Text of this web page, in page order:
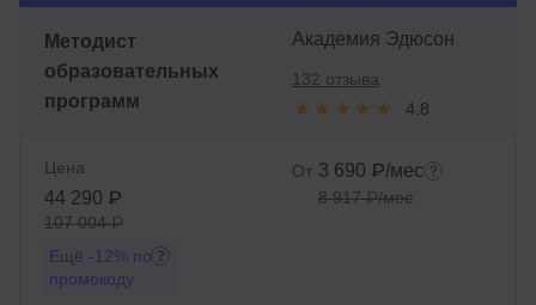
Методист
образовательных
программ
Академия Эдюсон
4.8
132 отзыва
Цена
44 290 ₽
107 004 ₽
Ещё -12% по
промокоду
От 3 690 ₽/мес
8 917 ₽/мес